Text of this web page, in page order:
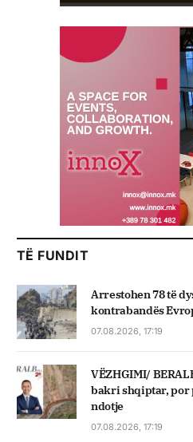
TË FUNDIT
Arrestohen 78 të
kontrabandës
07.08.2026, 17:19
VËZHGIMI/
bakri shqiptar, por
ndotje
07.08.2026, 17:19